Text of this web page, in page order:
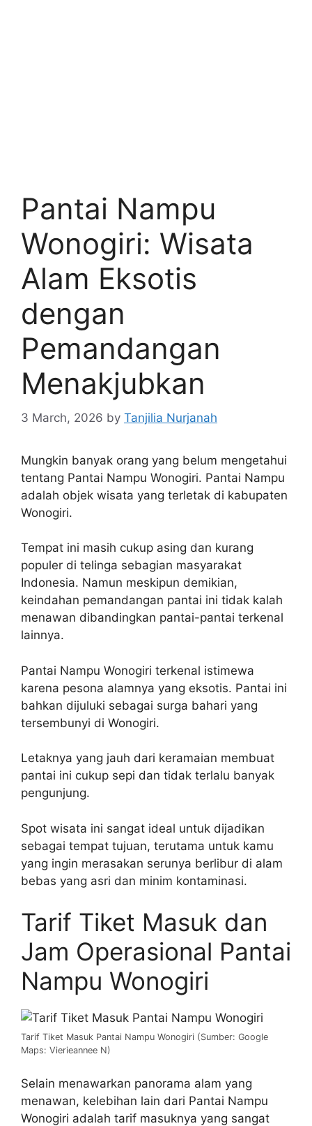
Pantai Nampu
Wonogiri: Wisata
Alam Eksotis
dengan
Pemandangan
Menakjubkan
3 March, 2026 by Tanjilia Nurjanah
Mungkin banyak orang yang belum mengetahui
tentang Pantai Nampu Wonogiri. Pantai Nampu
adalah objek wisata yang terletak di kabupaten
Wonogiri.
Tempat ini masih cukup asing dan kurang
populer di telinga sebagian masyarakat
Indonesia. Namun meskipun demikian,
keindahan pemandangan pantai ini tidak kalah
menawan dibandingkan pantai-pantai terkenal
lainnya.
Pantai Nampu Wonogiri terkenal istimewa
karena pesona alamnya yang eksotis. Pantai ini
bahkan dijuluki sebagai surga bahari yang
tersembunyi di Wonogiri.
Letaknya yang jauh dari keramaian membuat
pantai ini cukup sepi dan tidak terlalu banyak
pengunjung.
Spot wisata ini sangat ideal untuk dijadikan
sebagai tempat tujuan, terutama untuk kamu
yang ingin merasakan serunya berlibur di alam
bebas yang asri dan minim kontaminasi.
Tarif Tiket Masuk dan
Jam Operasional Pantai
Nampu Wonogiri
Tarif Tiket Masuk Pantai Nampu Wonogiri (Sumber: Google
Maps: Vierieannee N)
Selain menawarkan panorama alam yang
menawan, kelebihan lain dari Pantai Nampu
Wonogiri adalah tarif masuknya yang sangat